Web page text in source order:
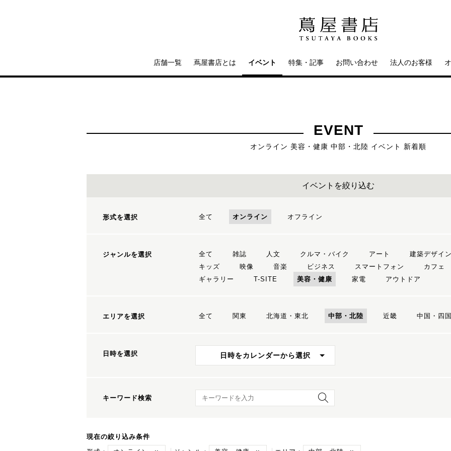
店舗一覧 蔦屋書店とは イベント 特集・記事 お問い合わせ 法人のお客様
EVENT
オンライン 美容・健康 中部・北陸 イベント 新着順
イベントを絞り込む
形式を選択 全て オンライン オフライン
ジャンルを選択 全て 雑誌 人文 クルマ・バイク アート 建築デザイン
キッズ
映像 音楽 ビジネス スマートフォン カフェ
ギャラリー
T-SITE 美容・健康 家電 アウトドア
エリアを選択 全て 関東 北海道・東北 中部・北陸 近畿 中国・四国
日時を選択 日時をカレンダーから選択
キーワード検索 キーワード検索
現在の絞り込み条件